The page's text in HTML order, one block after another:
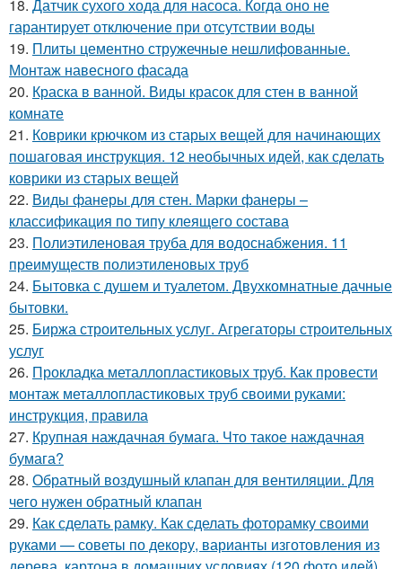
18. Датчик сухого хода для насоса. Когда оно не
гарантирует отключение при отсутствии воды
19. Плиты цементно стружечные нешлифованные.
Монтаж навесного фасада
20. Краска в ванной. Виды красок для стен в ванной
комнате
21. Коврики крючком из старых вещей для начинающих
пошаговая инструкция. 12 необычных идей, как сделать
коврики из старых вещей
22. Виды фанеры для стен. Марки фанеры –
классификация по типу клеящего состава
23. Полиэтиленовая труба для водоснабжения. 11
преимуществ полиэтиленовых труб
24. Бытовка с душем и туалетом. Двухкомнатные дачные
бытовки.
25. Биржа строительных услуг. Агрегаторы строительных
услуг
26. Прокладка металлопластиковых труб. Как провести
монтаж металлопластиковых труб своими руками:
инструкция, правила
27. Крупная наждачная бумага. Что такое наждачная
бумага?
28. Обратный воздушный клапан для вентиляции. Для
чего нужен обратный клапан
29. Как сделать рамку. Как сделать фоторамку своими
руками — советы по декору, варианты изготовления из